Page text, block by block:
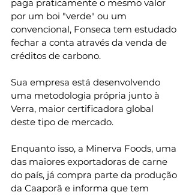
paga praticamente o mesmo valor
por um boi "verde" ou um
convencional, Fonseca tem estudado
fechar a conta através da venda de
créditos de carbono.
Sua empresa está desenvolvendo
uma metodologia própria junto à
Verra, maior certificadora global
deste tipo de mercado.
Enquanto isso, a Minerva Foods, uma
das maiores exportadoras de carne
do país, já compra parte da produção
da Caaporã e informa que tem